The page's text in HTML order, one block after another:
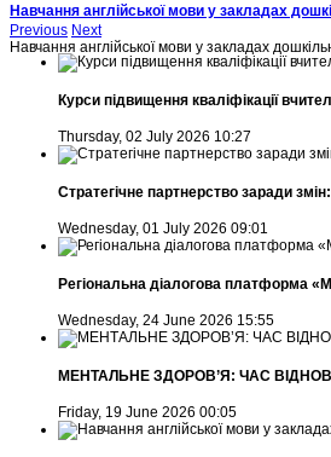
Навчання англійської мови у закладах
Навчання англійської мови у закладах
Previous Next
Курси підвищення кваліфікації
Thursday, 02 July 2026 10:27
Стратегічне партнерство заради
Wednesday, 01 July 2026 09:01
Регіональна діалогова платформа
Wednesday, 24 June 2026 15:55
МЕНТАЛЬНЕ ЗДОРОВ’Я: ЧАС
Friday, 19 June 2026 00:05